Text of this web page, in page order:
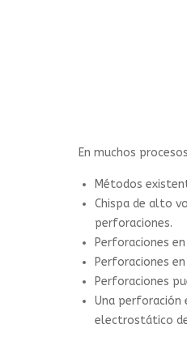
En muchos
Métodos
Chispa de alto
perforaciones.
Perforaciones
Perforaciones
Perforaciones
Una perforación
electrostático